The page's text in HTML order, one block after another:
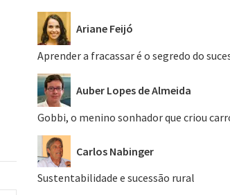
Ariane Feijó
Aprender a fracassar é o segredo do
Auber Lopes de Almeida
Gobbi, o menino sonhador que criou
Carlos Nabinger
Sustentabilidade e sucessão rural